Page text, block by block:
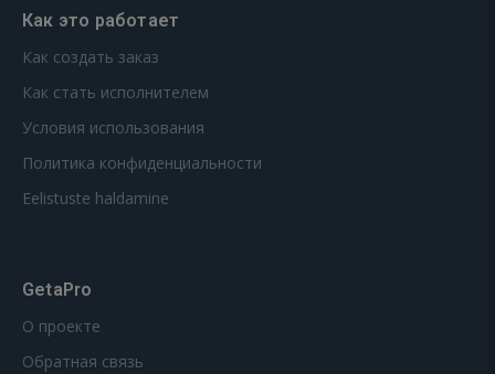
Как это работает
Как создать заказ
Как стать исполнителем
Условия использования
Политика конфиденциальности
Eelistuste haldamine
GetaPro
О проекте
Обратная связь